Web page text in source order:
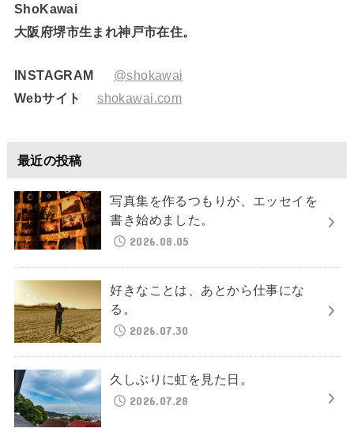
ShoKawai
大阪府堺市生まれ神戸市在住。
INSTAGRAM
@shokawai
Webサイト
shokawai.com
最近の投稿
写真集を作るつもりが、エッセイを
書き始めました。
2026.08.05
好きなことは、あとから仕事にな
る。
2026.07.30
久しぶりに虹を見た日。
2026.07.28